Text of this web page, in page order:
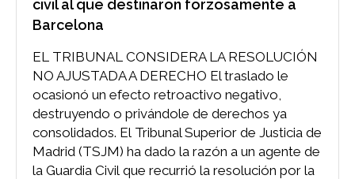
civil al que destinaron forzosamente a
Barcelona
EL TRIBUNAL CONSIDERA LA RESOLUCIÓN
NO AJUSTADA A DERECHO El traslado le
ocasionó un efecto retroactivo negativo,
destruyendo o privándole de derechos ya
consolidados. El Tribunal Superior de Justicia de
Madrid (TSJM) ha dado la razón a un agente de
la Guardia Civil que recurrió la resolución por la